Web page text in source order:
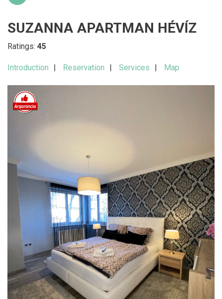
SUZANNA APARTMAN HÉVÍZ
Ratings: 45
Introduction Reservation Services Map